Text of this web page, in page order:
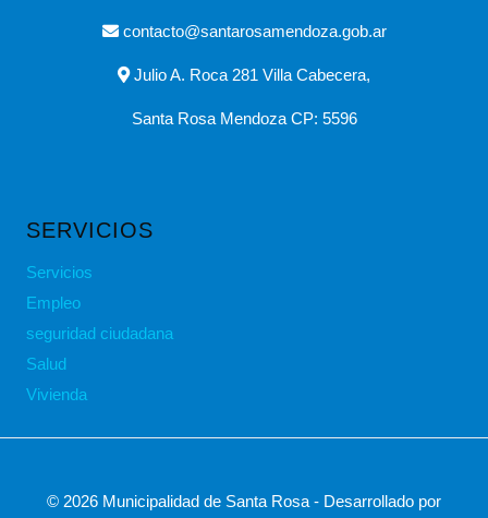
contacto@santarosamendoza.gob.ar
Julio A. Roca 281 Villa Cabecera,
Santa Rosa Mendoza CP: 5596
SERVICIOS
Servicios
Empleo
seguridad ciudadana
Salud
Vivienda
© 2026 Municipalidad de Santa Rosa - Desarrollado por